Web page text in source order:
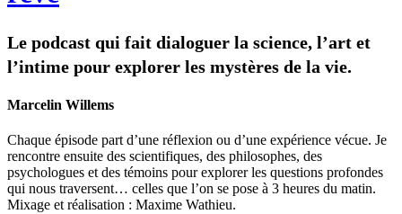
Le podcast qui fait dialoguer la science, l’art et
l’intime pour explorer les mystères de la vie.
Marcelin Willems
Chaque épisode part d’une réflexion ou d’une expérience vécue. Je
rencontre ensuite des scientifiques, des philosophes, des
psychologues et des témoins pour explorer les questions profondes
qui nous traversent… celles que l’on se pose à 3 heures du matin.
Mixage et réalisation : Maxime Wathieu.